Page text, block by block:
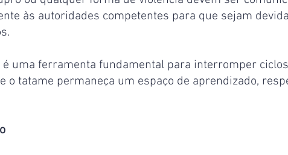
às autoridades competentes para que sejam
é uma ferramenta fundamental para interromper
o tatame permaneça um espaço de aprendizado,